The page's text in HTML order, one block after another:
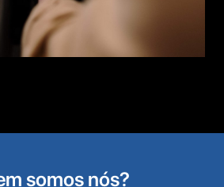
somos nós?